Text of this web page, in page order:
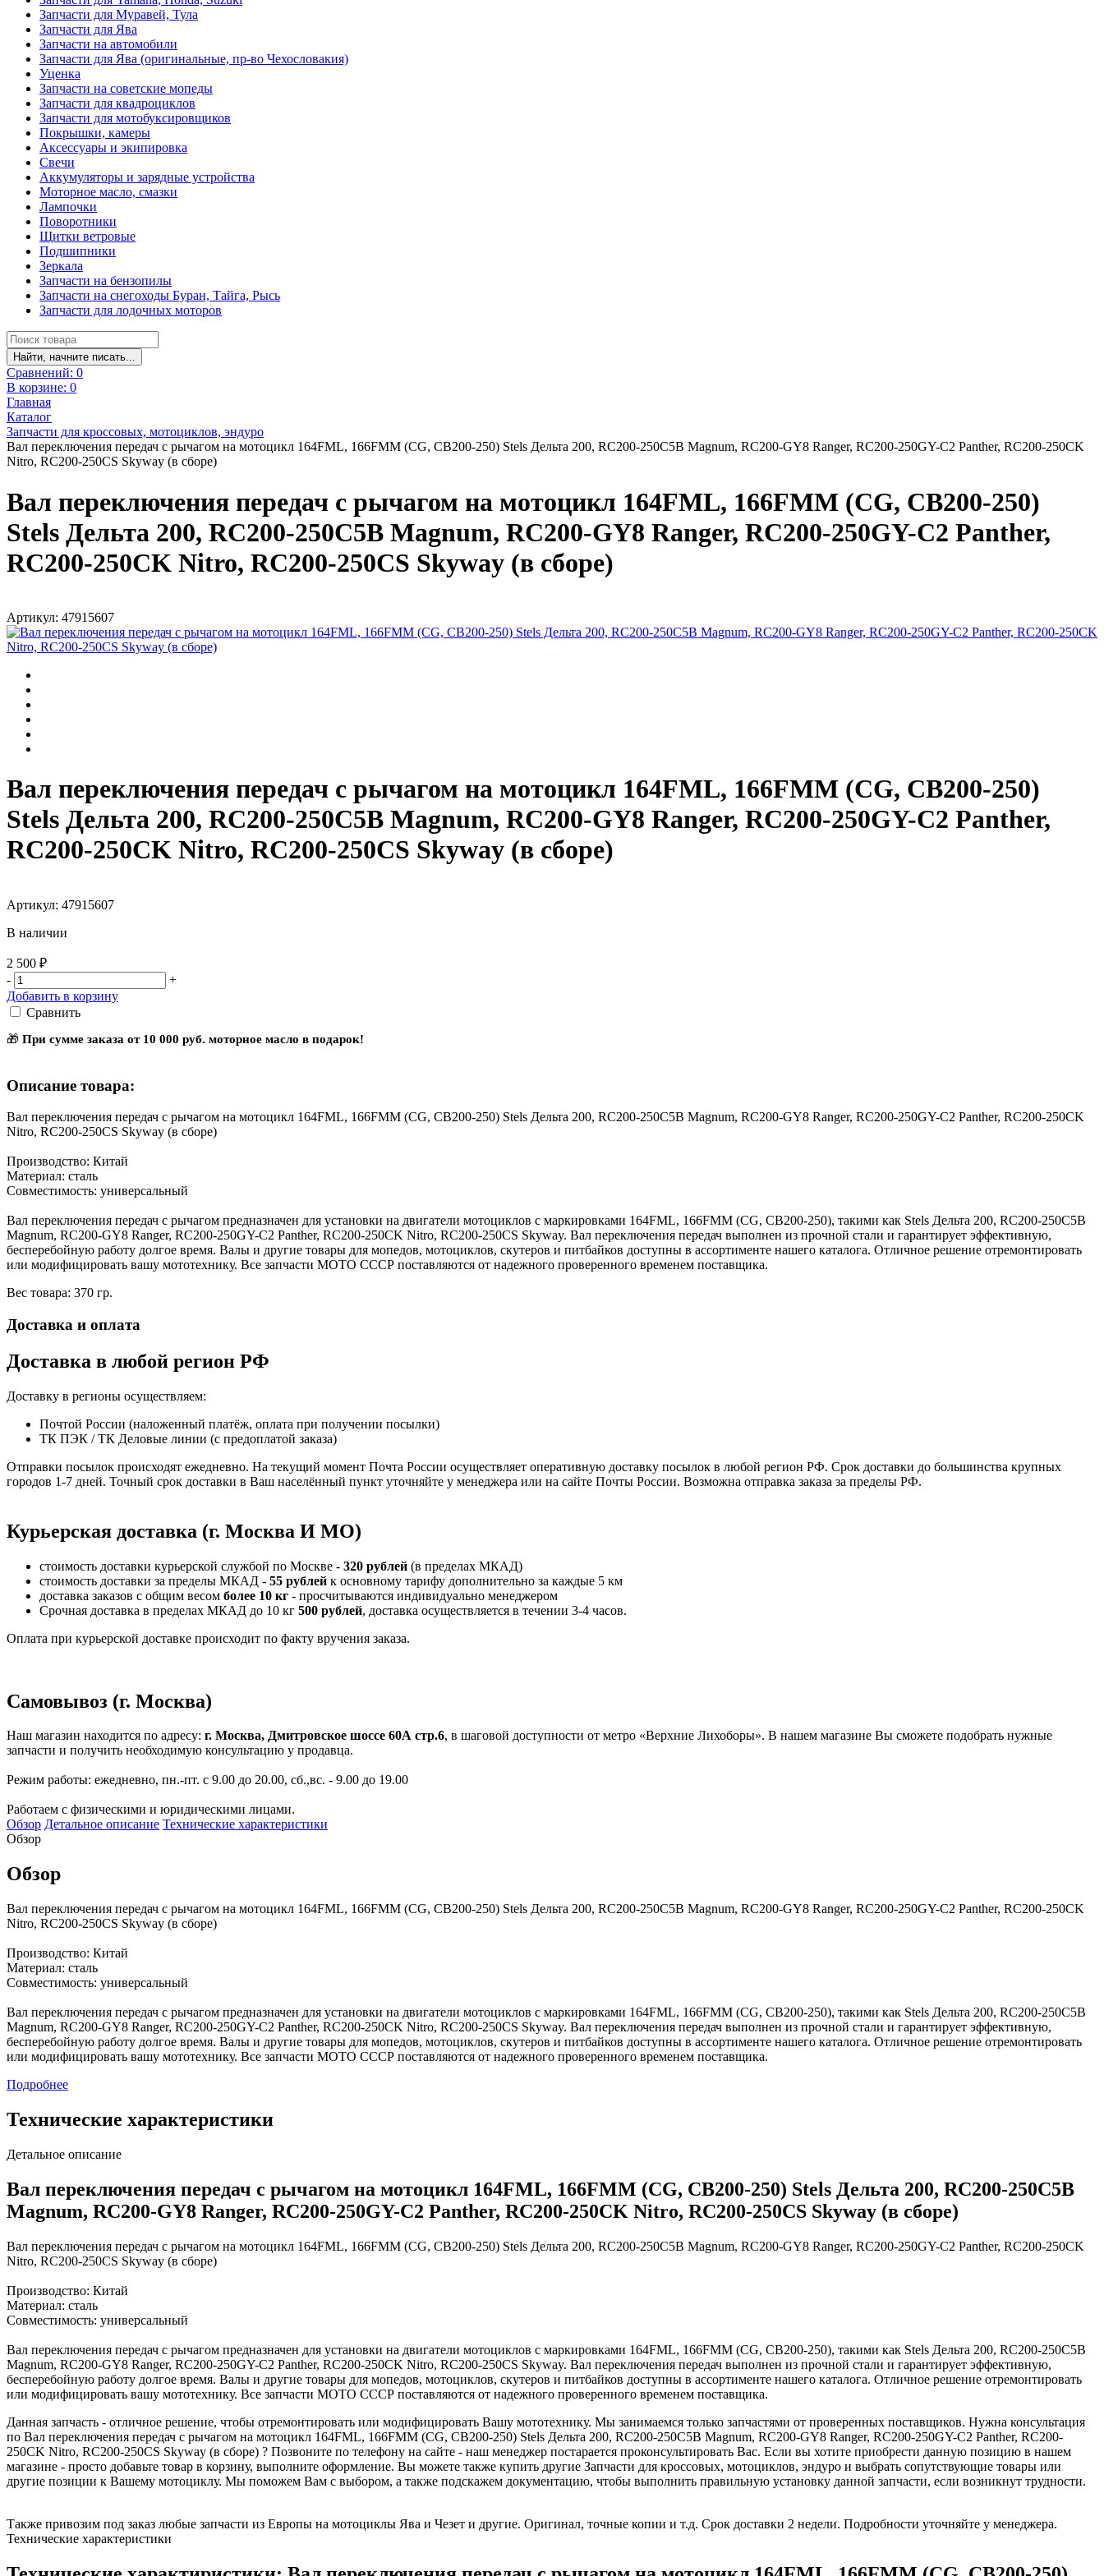
Запчасти для Муравей, Тула
Запчасти для Ява
Запчасти на автомобили
Запчасти для Ява (оригинальные, пр-во Чехословакия)
Уценка
Запчасти на советские мопеды
Запчасти для квадроциклов
Запчасти для мотобуксировщиков
Покрышки, камеры
Аксессуары и экипировка
Свечи
Аккумуляторы и зарядные устройства
Моторное масло, смазки
Лампочки
Поворотники
Щитки ветровые
Подшипники
Зеркала
Запчасти на бензопилы
Запчасти на снегоходы Буран, Тайга, Рысь
Запчасти для лодочных моторов
Найти, начните писать...
Сравнений: 0
В корзине: 0
Главная
Каталог
Запчасти для кроссовых, мотоциклов, эндуро
Вал переключения передач с рычагом на мотоцикл 164FML, 166FMM (CG, CB200-250) Stels Дельта 200, RC200-250C5B Magnum, RC200-GY8 Ranger, RC200-250GY-C2 Panther, RC200-250CK
Nitro, RC200-250CS Skyway (в сборе)
Вал переключения передач с рычагом на мотоцикл 164FML, 166FMM (CG, CB200-250)
Stels Дельта 200, RC200-250C5B Magnum, RC200-GY8 Ranger, RC200-250GY-C2 Panther,
RC200-250CK Nitro, RC200-250CS Skyway (в сборе)
Артикул: 47915607
Вал переключения передач с рычагом на мотоцикл 164FML, 166FMM (CG, CB200-250)
Stels Дельта 200, RC200-250C5B Magnum, RC200-GY8 Ranger, RC200-250GY-C2 Panther,
RC200-250CK Nitro, RC200-250CS Skyway (в сборе)
Артикул: 47915607
В наличии
2 500 ₽
-
+
Добавить в корзину
Сравнить
🎁 При сумме заказа от 10 000 руб. моторное масло в подарок!
Описание товара:
Вал переключения передач с рычагом на мотоцикл 164FML, 166FMM (CG, CB200-250) Stels Дельта 200, RC200-250C5B Magnum, RC200-GY8 Ranger, RC200-250GY-C2 Panther, RC200-250CK
Nitro, RC200-250CS Skyway (в сборе)
Производство: Китай
Материал: сталь
Совместимость: универсальный
Вал переключения передач с рычагом предназначен для установки на двигатели мотоциклов с маркировками 164FML, 166FMM (CG, CB200-250), такими как Stels Дельта 200, RC200-250C5B
Magnum, RC200-GY8 Ranger, RC200-250GY-C2 Panther, RC200-250CK Nitro, RC200-250CS Skyway. Вал переключения передач выполнен из прочной стали и гарантирует эффективную,
бесперебойную работу долгое время. Валы и другие товары для мопедов, мотоциклов, скутеров и питбайков доступны в ассортименте нашего каталога. Отличное решение отремонтировать
или модифицировать вашу мототехнику. Все запчасти МОТО СССР поставляются от надежного проверенного временем поставщика.
Вес товара: 370 гр.
Доставка и оплата
Доставка в любой регион РФ
Доставку в регионы осуществляем:
Почтой России (наложенный платёж, оплата при получении посылки)
ТК ПЭК / ТК Деловые линии (с предоплатой заказа)
Отправки посылок происходят ежедневно. На текущий момент Почта России осуществляет оперативную доставку посылок в любой регион РФ. Срок доставки до большинства крупных
городов 1-7 дней. Точный срок доставки в Ваш населённый пункт уточняйте у менеджера или на сайте Почты России. Возможна отправка заказа за пределы РФ.
Курьерская доставка (г. Москва И МО)
стоимость доставки курьерской службой по Москве - 320 рублей (в пределах МКАД)
стоимость доставки за пределы МКАД - 55 рублей к основному тарифу дополнительно за каждые 5 км
доставка заказов с общим весом более 10 кг - просчитываются индивидуально менеджером
Срочная доставка в пределах МКАД до 10 кг 500 рублей, доставка осуществляется в течении 3-4 часов.
Оплата при курьерской доставке происходит по факту вручения заказа.
Самовывоз (г. Москва)
Наш магазин находится по адресу: г. Москва, Дмитровское шоссе 60А стр.6, в шаговой доступности от метро «Верхние Лихоборы». В нашем магазине Вы сможете подобрать нужные
запчасти и получить необходимую консультацию у продавца.
Режим работы: ежедневно, пн.-пт. с 9.00 до 20.00, сб.,вс. - 9.00 до 19.00
Работаем с физическими и юридическими лицами.
Обзор Детальное описание Технические характеристики
Обзор
Обзор
Вал переключения передач с рычагом на мотоцикл 164FML, 166FMM (CG, CB200-250) Stels Дельта 200, RC200-250C5B Magnum, RC200-GY8 Ranger, RC200-250GY-C2 Panther, RC200-250CK
Nitro, RC200-250CS Skyway (в сборе)
Производство: Китай
Материал: сталь
Совместимость: универсальный
Вал переключения передач с рычагом предназначен для установки на двигатели мотоциклов с маркировками 164FML, 166FMM (CG, CB200-250), такими как Stels Дельта 200, RC200-250C5B
Magnum, RC200-GY8 Ranger, RC200-250GY-C2 Panther, RC200-250CK Nitro, RC200-250CS Skyway. Вал переключения передач выполнен из прочной стали и гарантирует эффективную,
бесперебойную работу долгое время. Валы и другие товары для мопедов, мотоциклов, скутеров и питбайков доступны в ассортименте нашего каталога. Отличное решение отремонтировать
или модифицировать вашу мототехнику. Все запчасти МОТО СССР поставляются от надежного проверенного временем поставщика.
Подробнее
Технические характеристики
Детальное описание
Вал переключения передач с рычагом на мотоцикл 164FML, 166FMM (CG, CB200-250) Stels Дельта 200, RC200-250C5B
Magnum, RC200-GY8 Ranger, RC200-250GY-C2 Panther, RC200-250CK Nitro, RC200-250CS Skyway (в сборе)
Вал переключения передач с рычагом на мотоцикл 164FML, 166FMM (CG, CB200-250) Stels Дельта 200, RC200-250C5B Magnum, RC200-GY8 Ranger, RC200-250GY-C2 Panther, RC200-250CK
Nitro, RC200-250CS Skyway (в сборе)
Производство: Китай
Материал: сталь
Совместимость: универсальный
Вал переключения передач с рычагом предназначен для установки на двигатели мотоциклов с маркировками 164FML, 166FMM (CG, CB200-250), такими как Stels Дельта 200, RC200-250C5B
Magnum, RC200-GY8 Ranger, RC200-250GY-C2 Panther, RC200-250CK Nitro, RC200-250CS Skyway. Вал переключения передач выполнен из прочной стали и гарантирует эффективную,
бесперебойную работу долгое время. Валы и другие товары для мопедов, мотоциклов, скутеров и питбайков доступны в ассортименте нашего каталога. Отличное решение отремонтировать
или модифицировать вашу мототехнику. Все запчасти МОТО СССР поставляются от надежного проверенного временем поставщика.
Данная запчасть - отличное решение, чтобы отремонтировать или модифицировать Вашу мототехнику. Мы занимаемся только запчастями от проверенных поставщиков. Нужна консультация
по Вал переключения передач с рычагом на мотоцикл 164FML, 166FMM (CG, CB200-250) Stels Дельта 200, RC200-250C5B Magnum, RC200-GY8 Ranger, RC200-250GY-C2 Panther, RC200-
250CK Nitro, RC200-250CS Skyway (в сборе) ? Позвоните по телефону на сайте - наш менеджер постарается проконсультировать Вас. Если вы хотите приобрести данную позицию в нашем
магазине - просто добавьте товар в корзину, выполните оформление. Вы можете также купить другие Запчасти для кроссовых, мотоциклов, эндуро и выбрать сопутствующие товары или
другие позиции к Вашему мотоциклу. Мы поможем Вам с выбором, а также подскажем документацию, чтобы выполнить правильную установку данной запчасти, если возникнут трудности.
Также привозим под заказ любые запчасти из Европы на мотоциклы Ява и Чезет и другие. Оригинал, точные копии и т.д. Срок доставки 2 недели. Подробности уточняйте у менеджера.
Технические характеристики